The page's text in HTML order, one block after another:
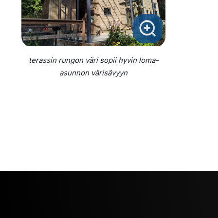
terassin rungon väri sopii hyvin loma-
asunnon värisävyyn